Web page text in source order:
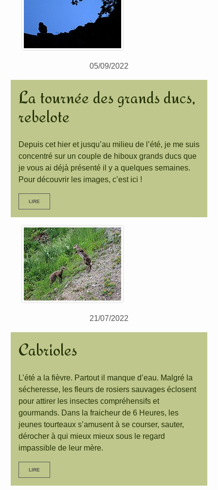
05/09/2022
La tournée des grands ducs,
rebelote
Depuis cet hier et jusqu’au milieu de l’été, je me suis
concentré sur un couple de hiboux grands ducs que
je vous ai déjà présenté il y a quelques semaines.
Pour découvrir les images, c’est ici !
LIRE
21/07/2022
Cabrioles
L’été a la fièvre. Partout il manque d’eau. Malgré la
sécheresse, les fleurs de rosiers sauvages éclosent
pour attirer les insectes compréhensifs et
gourmands. Dans la fraicheur de 6 Heures, les
jeunes tourteaux s’amusent à se courser, sauter,
dérocher à qui mieux mieux sous le regard
impassible de leur mère.
LIRE